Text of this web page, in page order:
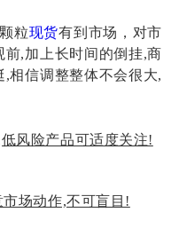
粒现货有到市场，对市
,加上长时间的倒挂,商
相信调整整体不会很大,
风险产品可适度关注!
场动作,不可盲目!